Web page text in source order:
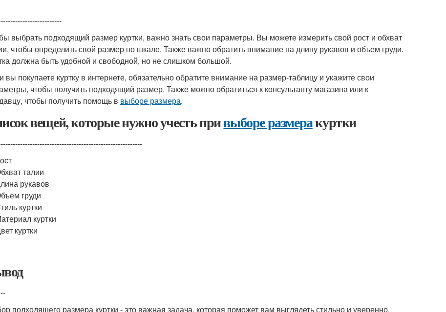
выбрать подходящий размер куртки, важно знать свои параметры. Вы можете измерить свой рост и обхват
чтобы определить свой размер по шкале. Также важно обратить внимание на длину рукавов и объем груди.
должна быть удобной и свободной, но не слишком большой.
вы покупаете куртку в интернете, обязательно обратите внимание на размер-таблицу и укажите свои
чтобы получить подходящий размер. Также можно обратиться к консультанту магазина или к
чтобы получить помощь в выборе размера.
вещей, которые нужно учесть привыборе размеракуртки
талии
рукавов
груди
куртки
куртки
куртки
подходящего размера куртки - это важная задача, которая поможет вам выглядеть стильно и уверенно.